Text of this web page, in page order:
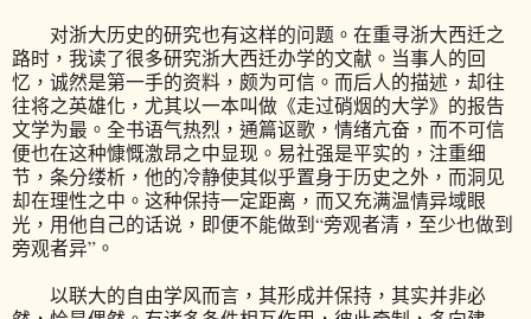
对浙大历史的研究也有这样的问题。在重寻浙大西迁之
路时，我读了很多研究浙大西迁办学的文献。当事人的回
忆，诚然是第一手的资料，颇为可信。而后人的描述，却往
往将之英雄化，尤其以一本叫做《走过硝烟的大学》的报告
文学为最。全书语气热烈，通篇讴歌，情绪亢奋，而不可信
便也在这种慷慨激昂之中显现。易社强是平实的，注重细
节，条分缕析，他的冷静使其似乎置身于历史之外，而洞见
却在理性之中。这种保持一定距离，而又充满温情异域眼
光，用他自己的话说，即便不能做到“旁观者清，至少也做到
旁观者异”。
以联大的自由学风而言，其形成并保持，其实并非必